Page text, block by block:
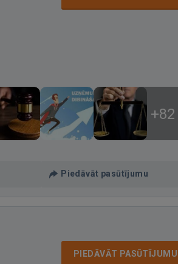
+82
Piedāvāt pasūtījumu
PIEDĀVĀT PASŪTĪJUMU